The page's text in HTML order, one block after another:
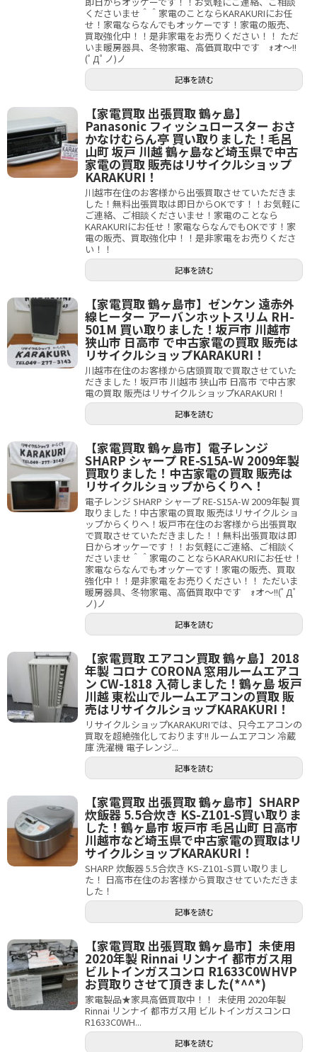
くださいませ＾＾家電のことならKARAKURIにお任
せ！家電ならなんでもオッケーです！家電の販売、
買取強化中！！是非家電をお売りください！！ ただ
いま暖房器具、冬物家電、高価買取中です ｫオ～!!
(ﾟДﾟノ)ノ
記事を読む
【家電買取 出張買取 鶴ヶ島】
Panasonic フィッシュロースター おさ
かなけむらん亭 買い取りました！毛呂
山町 坂戸 川越 鶴ヶ島など埼玉県で中古
家電の買取 販売はリサイクルショップ
KARAKURI！
川越市在住のお客様から出張買取させていただきま
した！無料出張買取は即日からOKです！！お気軽に
ご連絡、ご相談くださいませ！家電のことなら
KARAKURIにお任せ！家電ならなんでもOKです！家
電の販売、買取強化中！！是非家電をお売りくださ
い！！
記事を読む
【家電買取 鶴ヶ島市】ゼンケン 遠赤外
線ヒーター アーバンホットスリム RH-
501M 買い取りました！坂戸市 川越市
狭山市 日高市 で中古家電の買取 販売は
リサイクルショップKARAKURI！
川越市在住のお客様から店頭買取で買取させていた
だきました！坂戸市 川越市 狭山市 日高市 で中古家
電の買取 販売はリサイクルショップKARAKURI！
記事を読む
【家電買取 鶴ヶ島市】電子レンジ
SHARP シャープ RE-S15A-W 2009年製
買取りました！中古家電の買取 販売は
リサイクルショップからくりへ！
電子レンジ SHARP シャープ RE-S15A-W 2009年製 買
取りました！中古家電の買取 販売はリサイクルショ
ップからくりへ！坂戸市在住のお客様から出張買取
で買取させていただきました！！無料出張買取は即
日からオッケーです！！お気軽にご連絡、ご相談く
ださいませ＾＾家電のことならKARAKURIにお任せ！
家電ならなんでもオッケーです！家電の販売、買取
強化中！！是非家電をお売りください！！ ただいま
暖房器具、冬物家電、高価買取中です ｫオ～!!(ﾟДﾟ
ノ)ノ
記事を読む
【家電買取 エアコン買取 鶴ヶ島】2018
年製 コロナ CORONA 窓用ルームエアコ
ン CW-1818 入荷しました！鶴ヶ島 坂戸
川越 東松山でルームエアコンの買取 販
売はリサイクルショップKARAKURI！
リサイクルショップKARAKURIでは、只今エアコンの
買取を超絶強化しております!! ルームエアコン 冷蔵
庫 洗濯機 電子レンジ...
記事を読む
【家電買取 出張買取 鶴ヶ島市】SHARP
炊飯器 5.5合炊き KS-Z101-S買い取りま
した！鶴ヶ島市 坂戸市 毛呂山町 日高市
川越市など埼玉県で中古家電の買取はリ
サイクルショップKARAKURI！
SHARP 炊飯器 5.5合炊き KS-Z101-S買い取りまし
た！ 日高市在住のお客様から買取させていただきま
した！
記事を読む
【家電買取 出張買取 鶴ヶ島市】未使用
2020年製 Rinnai リンナイ 都市ガス用
ビルトインガスコンロ R1633C0WHVP
お買取りさせて頂きました(*^^*)
家電製品★家具高価買取中！！ 未使用 2020年製
Rinnai リンナイ 都市ガス用 ビルトインガスコンロ
R1633C0WH...
記事を読む